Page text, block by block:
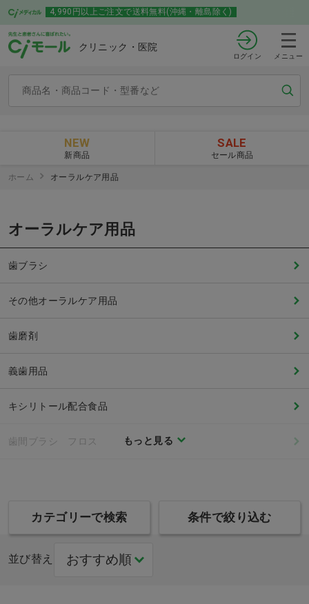
4,990円以上ご注文で送料無料(沖縄・離島除く)
クリニック・医院
ログイン メニュー
NEW
新商品
SALE
セール商品
ホーム オーラルケア用品
オーラルケア用品
歯ブラシ
その他オーラルケア用品
歯磨剤
義歯用品
キシリトール配合食品
歯間ブラシ フロス もっと見る
カテゴリーで検索 条件で絞り込む
並び替え